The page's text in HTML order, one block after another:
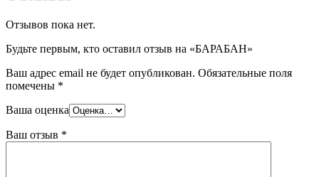
Отзывов пока нет.
Будьте первым, кто оставил отзыв на «БАРАБАН»
Ваш адрес email не будет опубликован. Обязательные поля
помечены *
Ваша оценка
Ваш отзыв *